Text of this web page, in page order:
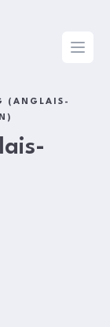
Open
(ANGLAIS-